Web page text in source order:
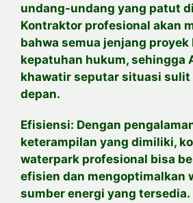
undang-undang yang patut
Kontraktor profesional akan
bahwa semua jenjang proyek
kepatuhan hukum, sehingga
khawatir seputar situasi sulit
depan.
Efisiensi: Dengan
keterampilan yang dimiliki,
waterpark profesional bisa
efisien dan mengoptimalkan
sumber energi yang tersedia.